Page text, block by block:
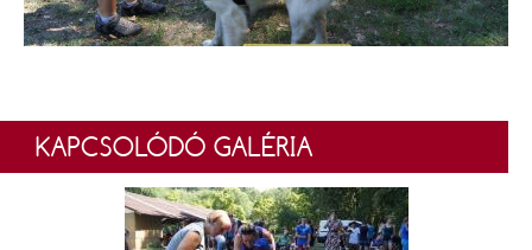
KAPCSOLÓDÓ GALÉRIA